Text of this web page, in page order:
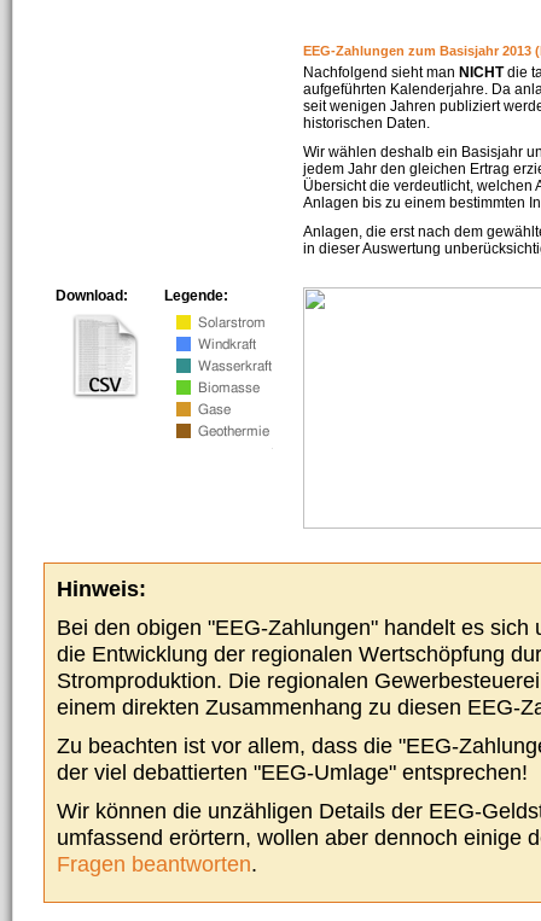
EEG-Zahlungen zum Basisjahr 2013
Nachfolgend sieht man NICHTdie
aufgeführten Kalenderjahre. Da
seit wenigen Jahren publiziert
historischen Daten.
Wir wählen deshalb ein Basisjahr
jedem Jahr den gleichen Ertrag
Übersicht die verdeutlicht, welchen
Anlagen bis zu einem bestimmten
Anlagen, die erst nach dem
in dieser Auswertung
Legende:
Download:
Hinweis:
Bei den obigen "EEG-Zahlungen" handelt es sich
die Entwicklung der regionalen Wertschöpfung
Stromproduktion. Die regionalen
einem direkten Zusammenhang zu diesen EEG-
Zu beachten ist vor allem, dass die "EEG-
der viel debattierten "EEG-Umlage" entsprechen!
Wir können die unzähligen Details der EEG-
umfassend erörtern, wollen aber dennoch einige
Fragen beantworten.